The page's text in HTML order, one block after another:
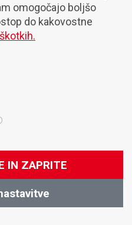
omogočajo boljšo
do kakovostne
IN ZAPRITE